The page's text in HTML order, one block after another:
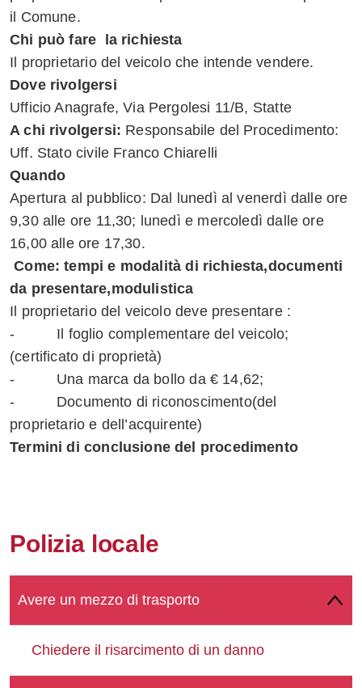
Facebook
su
il Comune.
Chi può fare la richiesta
Il proprietario del veicolo che intende vendere.
Dove rivolgersi
Ufficio Anagrafe, Via Pergolesi 11/B, Statte
A chi rivolgersi: Responsabile del Procedimento:
Uff. Stato civile Franco Chiarelli
Quando
Apertura al pubblico: Dal lunedì al venerdì dalle ore
9,30 alle ore 11,30; lunedì e mercoledì dalle ore
16,00 alle ore 17,30.
Come: tempi e modalità di richiesta,documenti
da presentare,modulistica
Il proprietario del veicolo deve presentare :
- Il foglio complementare del veicolo;
(certificato di proprietà)
- Una marca da bollo da € 14,62;
- Documento di riconoscimento(del
proprietario e dell’acquirente)
Termini di conclusione del procedimento
Polizia locale
Avere un mezzo di trasporto
Chiedere il risarcimento di un danno